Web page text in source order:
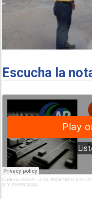
Escucha la
Cadena RASA · Z-51 INCENDIO EN
S Y PERSONAL